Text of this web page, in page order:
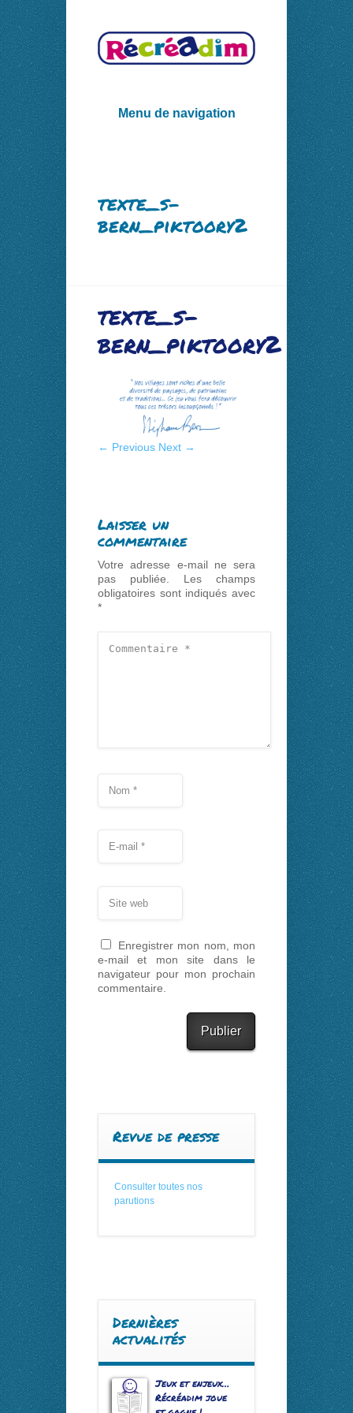
Menu de navigation
texte_s-
bern_piktoory2
texte_s-
bern_piktoory2
← Previous Next →
Laisser un
commentaire
Votre adresse e-mail ne sera
pas publiée.
Les champs
obligatoires sont indiqués avec
*
Enregistrer mon nom, mon
e-mail et mon site dans le
navigateur pour mon prochain
commentaire.
Revue de presse
Consulter toutes nos
parutions
Dernières
actualités
Jeux et enjeux…
Récréadim joue